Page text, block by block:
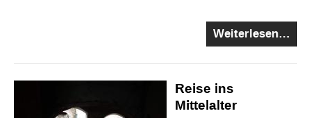
Weiterlesen…
Reise ins
Mittelalter